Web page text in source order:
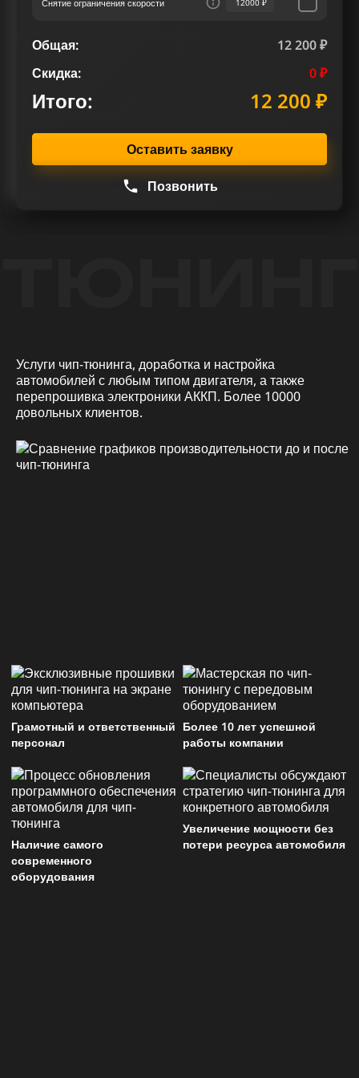
Снятие ограничения скорости 12000 ₽
Общая:
12 200 ₽
Скидка:
0 ₽
Итого: 12 200 ₽
Оставить заявку
Позвонить
Услуги чип-тюнинга, доработка и настройка
автомобилей с любым типом двигателя, а также
перепрошивка электроники АККП. Более 10000
довольных клиентов.
Грамотный и ответственный
персонал
Более 10 лет успешной
работы компании
Наличие самого
современного
оборудования
Увеличение мощности без
потери ресурса автомобиля